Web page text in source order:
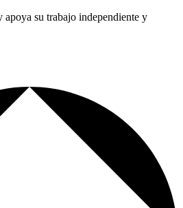
apoya su trabajo independiente y